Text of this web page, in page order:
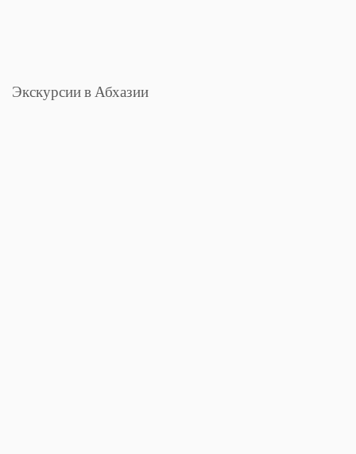
Экскурсии в Абхазии